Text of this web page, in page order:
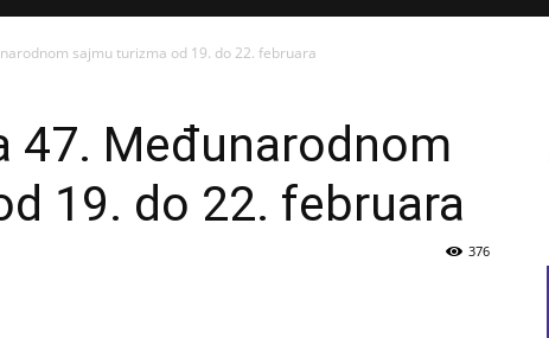
sajmu turizma od 19. do 22. februara
47. Međunarodnom
19. do 22. februara
376